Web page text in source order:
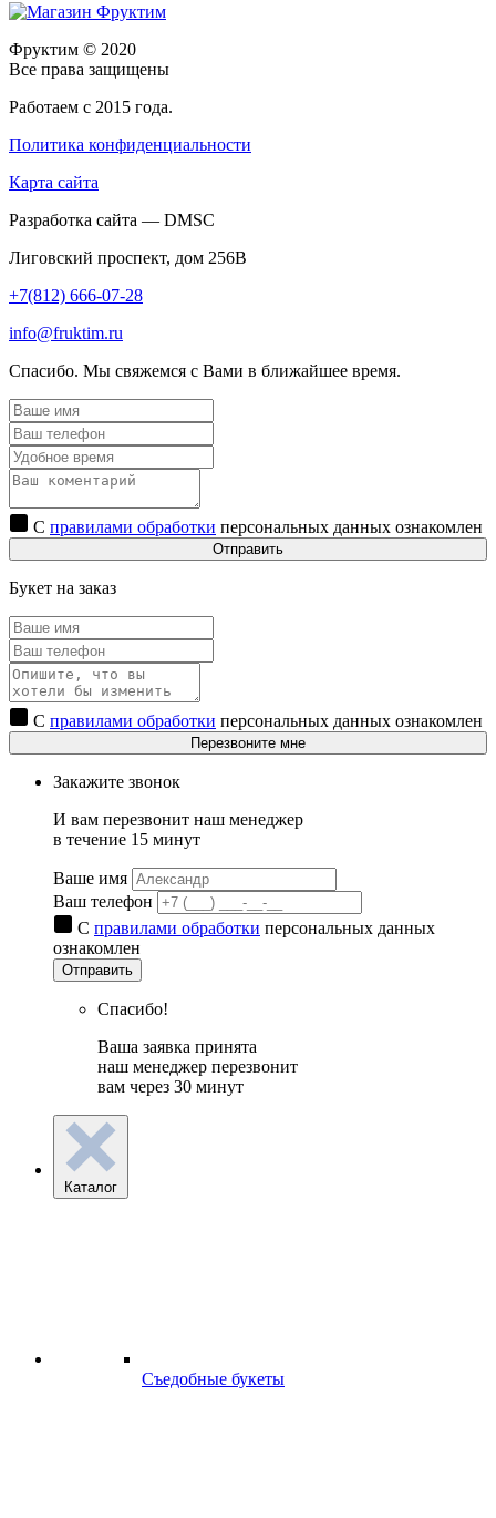
Фруктим © 2020
Все права защищены
Работаем с 2015 года.
Политика конфиденциальности
Карта сайта
Разработка сайта — DMSC
Лиговский проспект, дом 256В
+7(812) 666-07-28
info@fruktim.ru
Спасибо. Мы свяжемся с Вами в ближайшее время.
С правилами обработки персональных данных ознакомлен
Отправить
Букет на заказ
С правилами обработки персональных данных ознакомлен
Перезвоните мне
Закажите звонок
И вам перезвонит наш менеджер
в течение 15 минут
Ваше имя
Ваш телефон
С правилами обработки персональных данных
ознакомлен
Отправить
Спасибо!
Ваша заявка принята
наш менеджер перезвонит
вам через 30 минут
Каталог
Съедобные букеты